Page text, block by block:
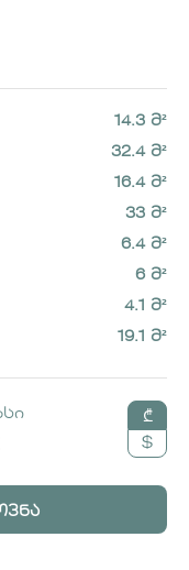
14.3 მ²
32.4 მ²
16.4 მ²
33 მ²
6.4 მ²
6 მ²
4.1 მ²
19.1 მ²
₾
$